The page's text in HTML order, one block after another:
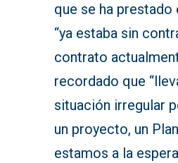
que se ha
“ya estaba sin
contrato
recordado que
situación irregular
un proyecto, un
estamos a la